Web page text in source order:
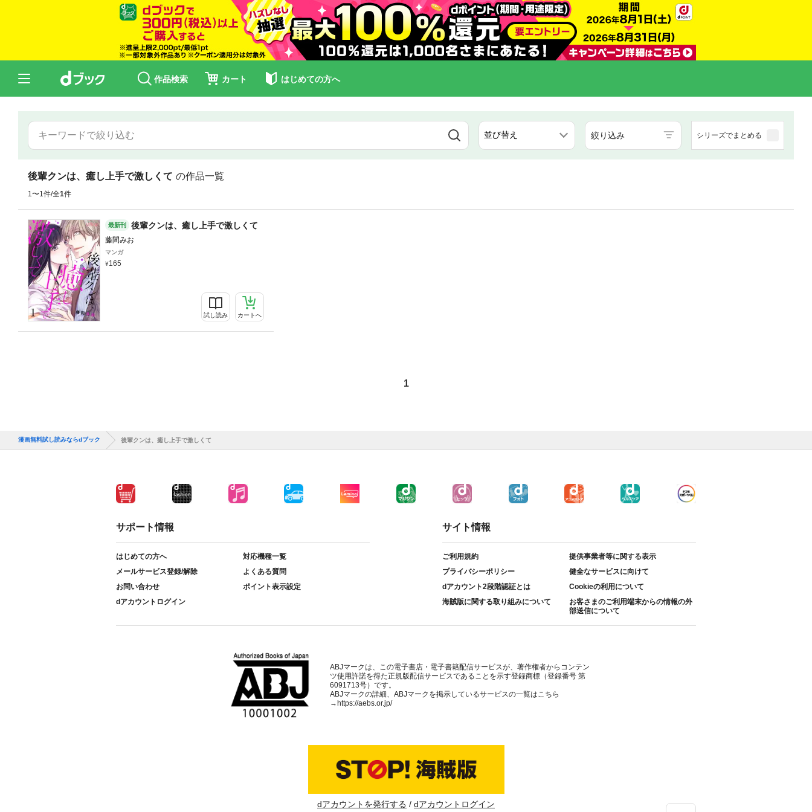
作品検索 カート はじめての方へ
絞り込み シリーズでまとめる
後輩クンは、癒し上手で激しくて の作品一覧
1〜1件/全1件
最新刊 後輩クンは、癒し上手で激しくて
藤間みお
マンガ
165
試し読み カートへ
1
漫画無料試し読みならdブック 後輩クンは、癒し上手で激しくて
サポート情報
はじめての方へ
対応機種一覧
メールサービス登録/解除
よくある質問
お問い合わせ
ポイント表示設定
dアカウントログイン
サイト情報
ご利用規約
提供事業者等に関する表示
プライバシーポリシー
健全なサービスに向けて
dアカウント2段階認証とは
Cookieの利用について
海賊版に関する取り組みについて
お客さまのご利用端末からの情報の外
部送信について
ABJマークは、この電子書店・電子書籍配信サービスが、著作権者からコンテン
ツ使用許諾を得た正規版配信サービスであることを示す登録商標（登録番号 第
6091713号）です。
ABJマークの詳細、ABJマークを掲示しているサービスの一覧はこちら
→https://aebs.or.jp/
dアカウントを発行する dアカウントログイン